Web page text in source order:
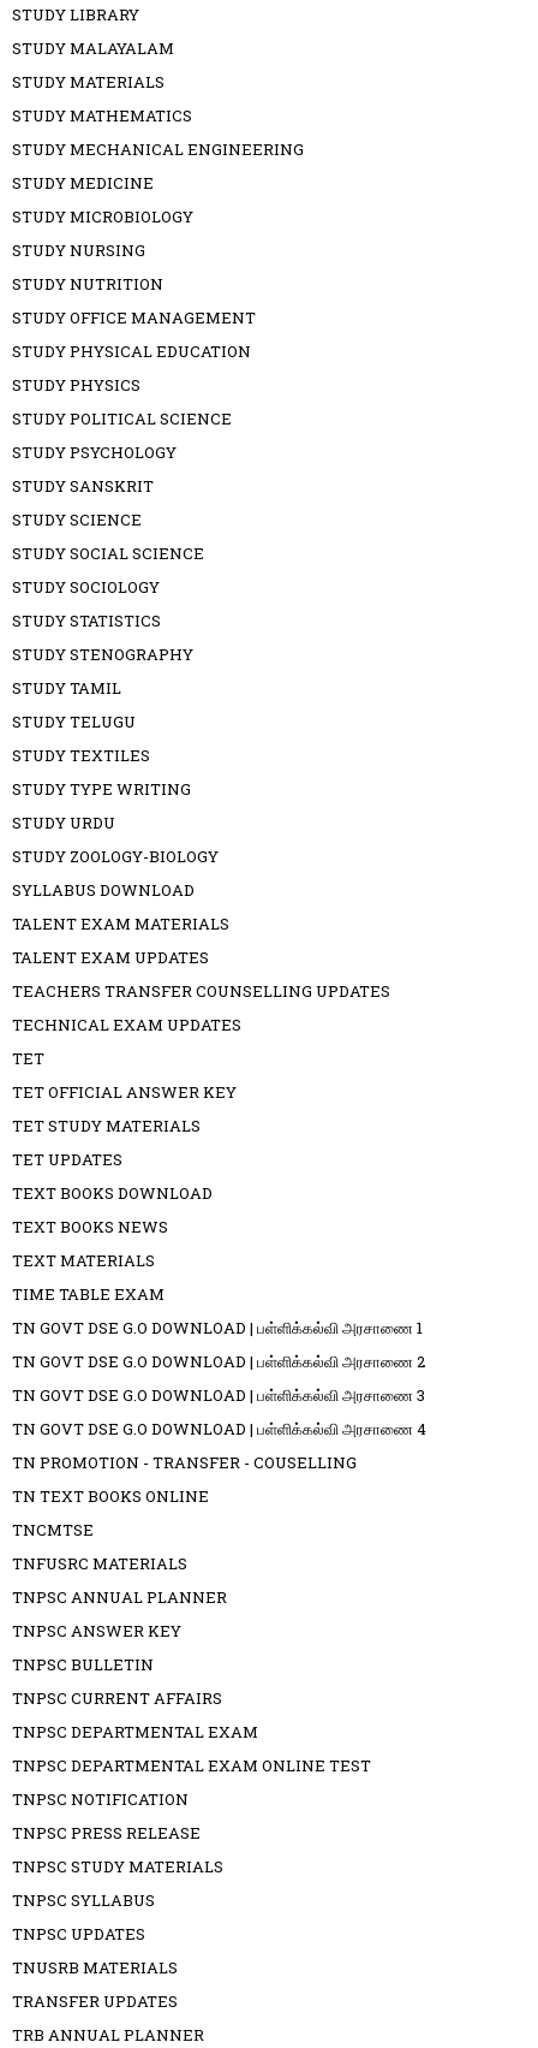
STUDY LIBRARY
STUDY MALAYALAM
STUDY MATERIALS
STUDY MATHEMATICS
STUDY MECHANICAL ENGINEERING
STUDY MEDICINE
STUDY MICROBIOLOGY
STUDY NURSING
STUDY NUTRITION
STUDY OFFICE MANAGEMENT
STUDY PHYSICAL EDUCATION
STUDY PHYSICS
STUDY POLITICAL SCIENCE
STUDY PSYCHOLOGY
STUDY SANSKRIT
STUDY SCIENCE
STUDY SOCIAL SCIENCE
STUDY SOCIOLOGY
STUDY STATISTICS
STUDY STENOGRAPHY
STUDY TAMIL
STUDY TELUGU
STUDY TEXTILES
STUDY TYPE WRITING
STUDY URDU
STUDY ZOOLOGY-BIOLOGY
SYLLABUS DOWNLOAD
TALENT EXAM MATERIALS
TALENT EXAM UPDATES
TEACHERS TRANSFER COUNSELLING UPDATES
TECHNICAL EXAM UPDATES
TET
TET OFFICIAL ANSWER KEY
TET STUDY MATERIALS
TET UPDATES
TEXT BOOKS DOWNLOAD
TEXT BOOKS NEWS
TEXT MATERIALS
TIME TABLE EXAM
TN GOVT DSE G.O DOWNLOAD | பள்ளிக்கல்வி அரசாணை 1
TN GOVT DSE G.O DOWNLOAD | பள்ளிக்கல்வி அரசாணை 2
TN GOVT DSE G.O DOWNLOAD | பள்ளிக்கல்வி அரசாணை 3
TN GOVT DSE G.O DOWNLOAD | பள்ளிக்கல்வி அரசாணை 4
TN PROMOTION - TRANSFER - COUSELLING
TN TEXT BOOKS ONLINE
TNCMTSE
TNFUSRC MATERIALS
TNPSC ANNUAL PLANNER
TNPSC ANSWER KEY
TNPSC BULLETIN
TNPSC CURRENT AFFAIRS
TNPSC DEPARTMENTAL EXAM
TNPSC DEPARTMENTAL EXAM ONLINE TEST
TNPSC NOTIFICATION
TNPSC PRESS RELEASE
TNPSC STUDY MATERIALS
TNPSC SYLLABUS
TNPSC UPDATES
TNUSRB MATERIALS
TRANSFER UPDATES
TRB ANNUAL PLANNER